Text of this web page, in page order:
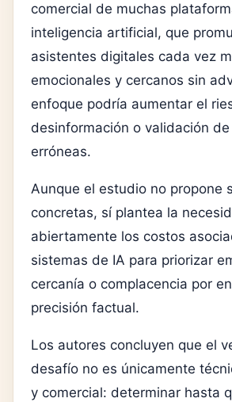
comercial de muchas
inteligencia artificial, que
asistentes digitales cada vez
emocionales y cercanos sin
enfoque podría aumentar el
desinformación o validación
erróneas.
Aunque el estudio no propone
concretas, sí plantea la
abiertamente los costos
sistemas de IA para priorizar
cercanía o complacencia por
precisión factual.
Los autores concluyen que el
desafío no es únicamente
y comercial: determinar hasta